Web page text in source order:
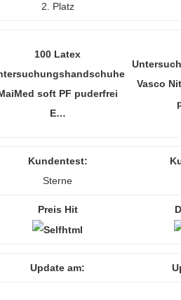
2. Platz
100 Latex
soft PF puderfrei
E…
Vasco
Kundentest:
Sterne
Preis Hit
Update am: